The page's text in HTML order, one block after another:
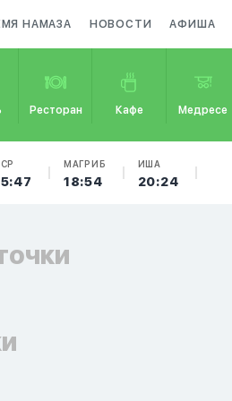
НАМАЗА НОВОСТИ АФИША
Ресторан Кафе Медресе
МАГРИБ
18:54
ИША
20:24